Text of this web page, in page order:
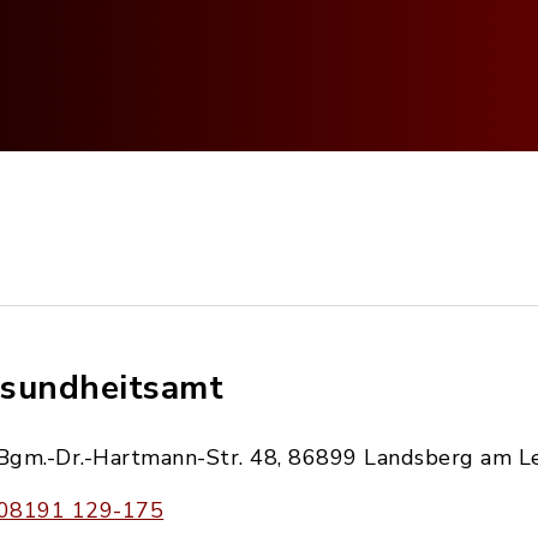
Dr.-Hartmann-Str. 48, 86899 Landsberg am
129-175